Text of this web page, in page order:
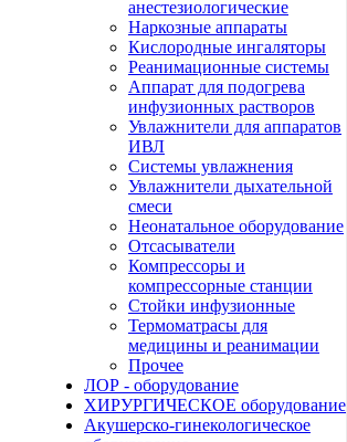
анестезиологические
Наркозные аппараты
Кислородные ингаляторы
Реанимационные системы
Аппарат для подогрева
инфузионных растворов
Увлажнители для аппаратов
ИВЛ
Системы увлажнения
Увлажнители дыхательной
смеси
Неонатальное оборудование
Отсасыватели
Компрессоры и
компрессорные станции
Cтойки инфузионные
Термоматрасы для
медицины и реанимации
Прочее
ЛОР - оборудование
ХИРУРГИЧЕСКОЕ оборудование
Акушерско-гинекологическое